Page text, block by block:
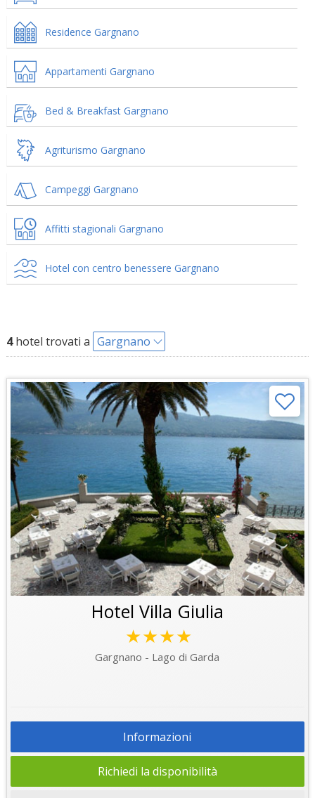
Residence Gargnano
Appartamenti Gargnano
Bed & Breakfast Gargnano
Agriturismo Gargnano
Campeggi Gargnano
Affitti stagionali Gargnano
Hotel con centro benessere Gargnano
4hotel trovati a Gargnano
Hotel Villa Giulia
★★★★
Gargnano - Lago di Garda
Informazioni
Richiedi la disponibilità